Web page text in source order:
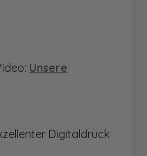
Unsere
Digitaldruck